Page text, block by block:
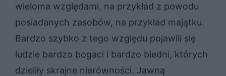
wieloma względami, na przykład z powodu
posiadanych zasobów, na przykład majątku.
Bardzo szybko z tego względu pojawili się
ludzie bardzo bogaci i bardzo biedni, których
dzieliły skrajne nierówności. Jawną